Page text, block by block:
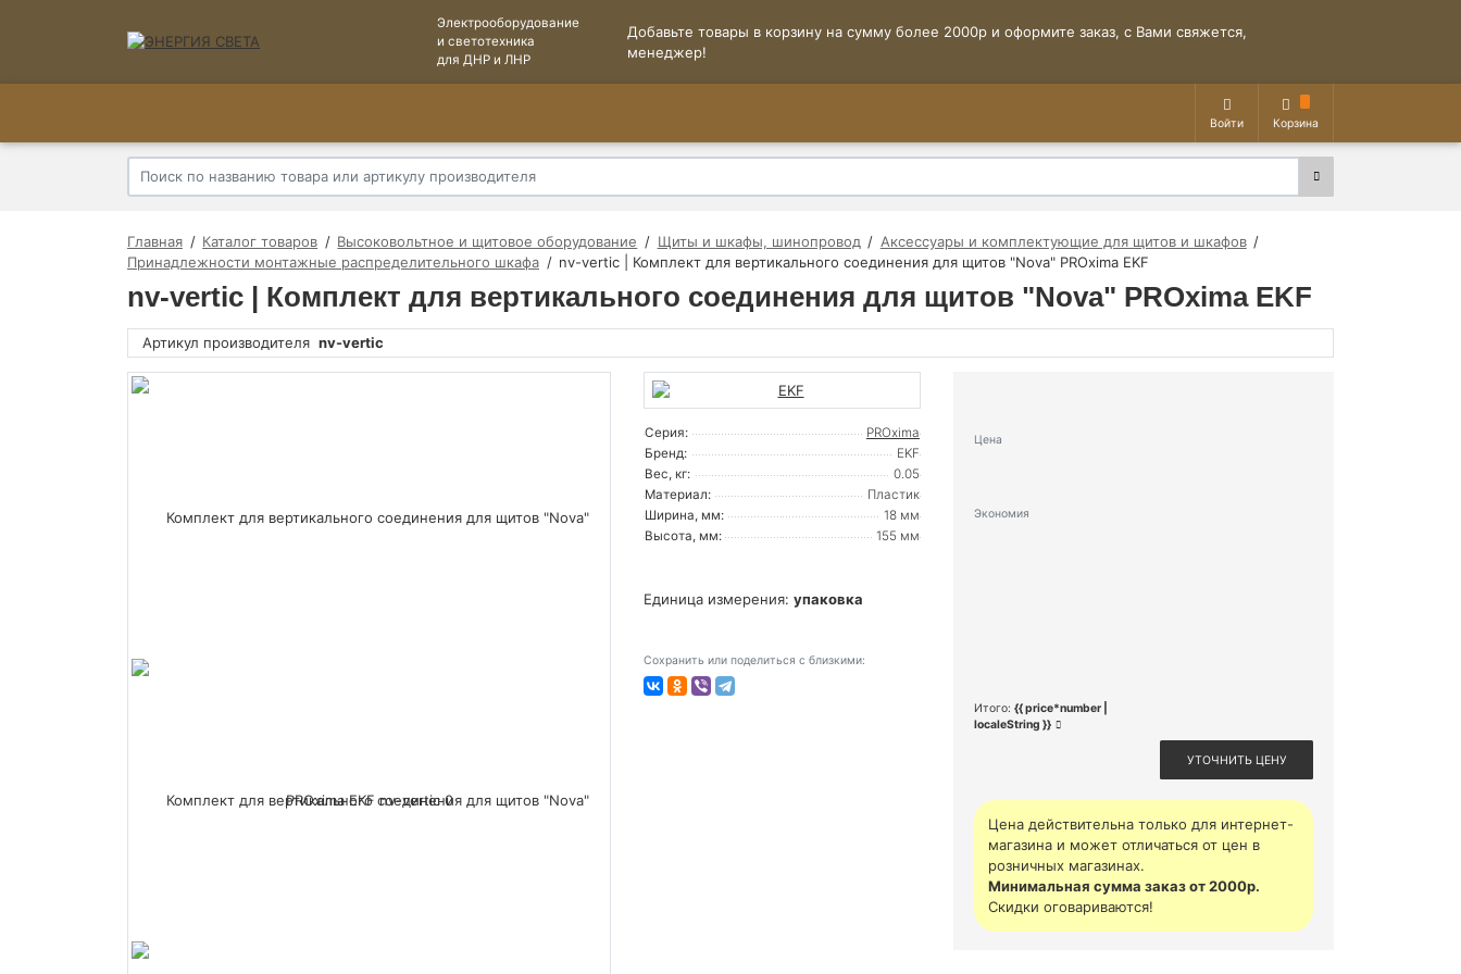
Электрооборудование
и светотехника
для ДНР и ЛНР
Добавьте товары в корзину на сумму более 2000р и оформите заказ, с Вами свяжется,
менеджер!
Войти Корзина
Главная Каталог товаров Высоковольтное и щитовое оборудование Щиты и шкафы, шинопровод
Аксессуары и комплектующие для щитов и шкафов
Принадлежности монтажные распределительного шкафа
nv-vertic | Комплект для вертикального соединения для щитов "Nova" PROxima EKF
nv-vertic | Комплект для вертикального соединения для щитов "Nova" PROxima EKF
Артикул производителя nv-vertic
Серия:
PROxima
Бренд:
EKF
Вес, кг:
0.05
Материал:
Пластик
Ширина, мм:
18 мм
Высота, мм:
155 мм
Единица измерения: упаковка
Сохранить или поделиться с близкими:
Цена
Экономия
Итого: {{ price*number |
localeString }}
УТОЧНИТЬ ЦЕНУ
Цена действительна только для интернет-
магазина и может отличаться от цен в
розничных магазинах.
Минимальная сумма заказ от 2000р.
Скидки оговариваются!